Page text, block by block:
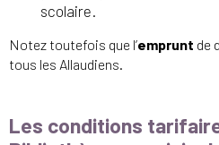
scolaire.
Notez toutefois que l’emprunt de
tous les Allaudiens.
Les conditions